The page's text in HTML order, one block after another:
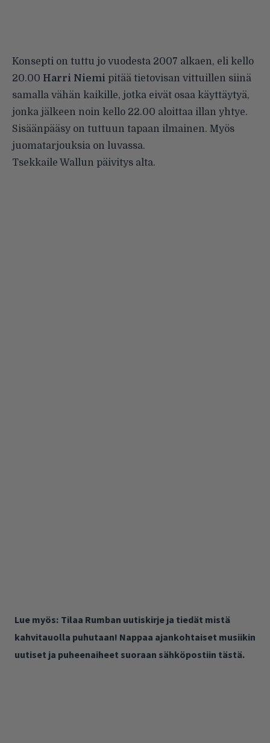
Konsepti on tuttu jo vuodesta 2007 alkaen, eli kello
20.00 Harri Niemi pitää tietovisan vittuillen siinä
samalla vähän kaikille, jotka eivät osaa käyttäytyä,
jonka jälkeen noin kello 22.00 aloittaa illan yhtye.
Sisäänpääsy on tuttuun tapaan ilmainen. Myös
juomatarjouksia on luvassa.
Tsekkaile Wallun päivitys alta.
Lue myös: Tilaa Rumban uutiskirje ja tiedät mistä
kahvitauolla puhutaan! Nappaa ajankohtaiset musiikin
uutiset ja puheenaiheet suoraan sähköpostiin tästä.